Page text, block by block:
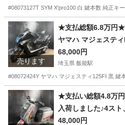
#08073127T SYM X'pro100 白 鍵本数 純正
埼玉 飯能市 飯能駅 その他
売ります
★支払総額6.8万円★
ヤマハ マジェステ
外マフラー！社外リ
も！
68,000円
埼玉県 飯能駅
#08072424Y ヤマハ マジェスティ125FI 黒
埼玉 飯能市 飯能駅 ヤマハ
★支払い総額4.8万
入荷しました♪4ス
好♪
48,000円